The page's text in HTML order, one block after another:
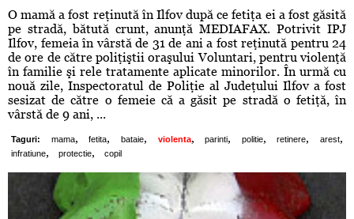
O mamă a fost reţinută în Ilfov după ce fetiţa ei a fost găsită
pe stradă, bătută crunt, anunţă MEDIAFAX. Potrivit IPJ
Ilfov, femeia în vârstă de 31 de ani a fost reţinută pentru 24
de ore de către poliţiştii oraşului Voluntari, pentru violenţă
în familie şi rele tratamente aplicate minorilor. În urmă cu
nouă zile, Inspectoratul de Poliţie al Judeţului Ilfov a fost
sesizat de către o femeie că a găsit pe stradă o fetiţă, în
vârstă de 9 ani, ...
Taguri: mama, fetita, bataie, violenta, parinti, politie, retinere, arest,
infratiune, protectie, copil